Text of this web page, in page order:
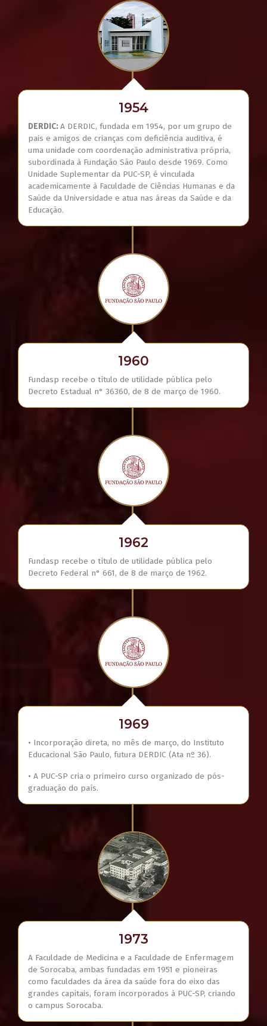
1954
DERDIC:A DERDIC, fundada em 1954, por um grupo de
pais e amigos de crianças com deficiência auditiva, é
uma unidade com coordenação administrativa própria,
subordinada à Fundação São Paulo desde 1969. Como
Unidade Suplementar da PUC-SP, é vinculada
academicamente à Faculdade de Ciências Humanas e da
Saúde da Universidade e atua nas áreas da Saúde e da
Educação.
1960
Fundasp recebe o título de utilidade pública pelo
Decreto Estadual n° 36360, de 8 de março de 1960.
1962
Fundasp recebe o título de utilidade pública pelo
Decreto Federal n° 661, de 8 de março de 1962.
1969
• Incorporação direta, no mês de março, do Instituto
Educacional São Paulo, futura DERDIC (Ata nº 36).
• A PUC-SP cria o primeiro curso organizado de pós-
graduação do país.
1973
A Faculdade de Medicina e a Faculdade de Enfermagem
de Sorocaba, ambas fundadas em 1951 e pioneiras
como faculdades da área da saúde fora do eixo das
grandes capitais, foram incorporados à PUC-SP, criando
o campus Sorocaba.